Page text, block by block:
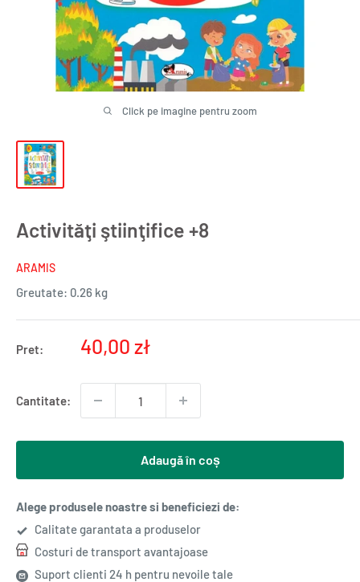
Click pe imagine pentru zoom
Activităţi ştiinţifice +8
ARAMIS
Greutate: 0.26 kg
Pret:
Pret
40,00 zł
Cantitate:
Adaugă în coș
Alege produsele noastre si beneficiezi de:
Calitate garantata a produselor
Costuri de transport avantajoase
Suport clienti 24 h pentru nevoile tale